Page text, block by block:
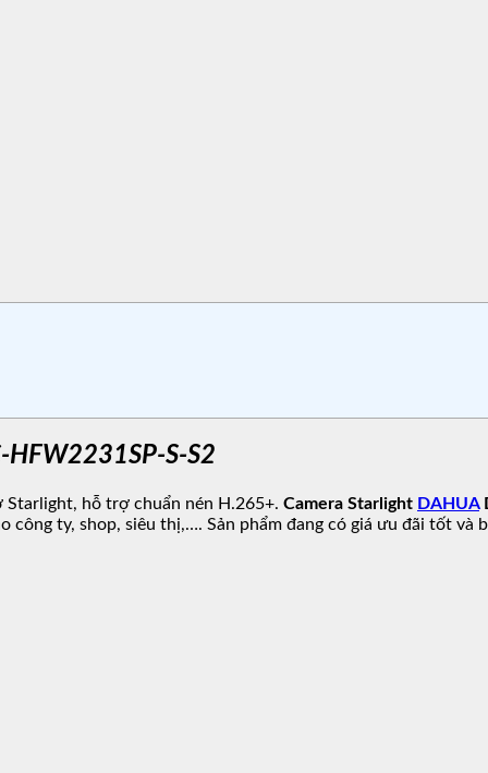
S-S2
Starlight, hỗ trợ chuẩn nén H.265+. Camera Starlight DAHUA
ty, shop, siêu thị,…. Sản phẩm đang có giá ưu đãi tốt và